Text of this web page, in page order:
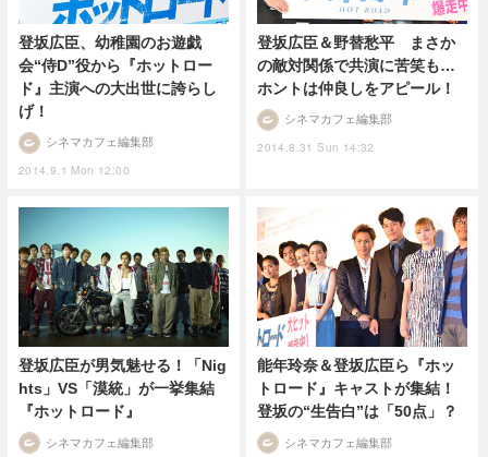
登坂広臣、幼稚園のお遊戯
会“侍D”役から『ホットロー
ド』主演への大出世に誇らし
げ！
2014.9.1 Mon 12:00
シネマカフェ編集部
登坂広臣＆野替愁平 まさか
の敵対関係で共演に苦笑も…
ホントは仲良しをアピール！
2014.8.31 Sun 14:32
シネマカフェ編集部
登坂広臣が男気魅せる！「Nig
hts」VS「漠統」が一挙集結
『ホットロード』
シネマカフェ編集部
能年玲奈＆登坂広臣ら『ホッ
トロード』キャストが集結！
登坂の“生告白”は「50点」？
シネマカフェ編集部